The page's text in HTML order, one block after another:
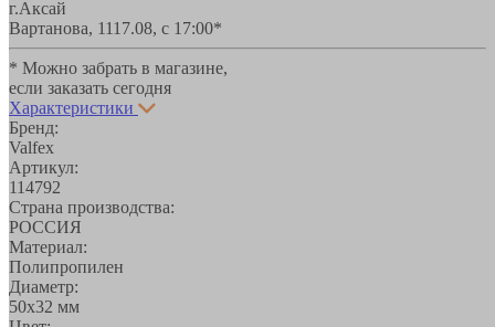
г.Аксай
Вартанова, 1117.08, с 17:00*
* Можно забрать в магазине,
если заказать сегодня
Характеристики
Бренд:
Valfex
Артикул:
114792
Страна производства:
РОССИЯ
Материал:
Полипропилен
Диаметр:
50х32 мм